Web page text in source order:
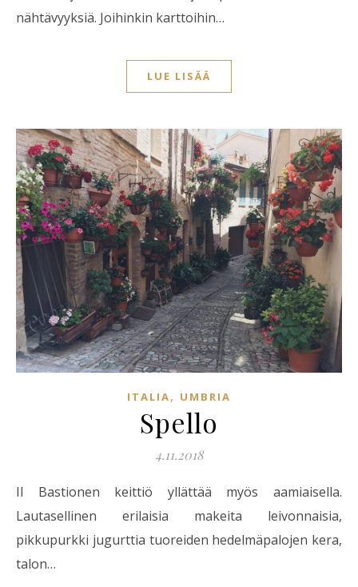
nähtävyyksiä. Joihinkin karttoihin…
LUE LISÄÄ
ITALIA, UMBRIA
Spello
4.11.2018
Il Bastionen keittiö yllättää myös aamiaisella.
Lautasellinen erilaisia makeita leivonnaisia,
pikkupurkki jugurttia tuoreiden hedelmäpalojen kera,
talon…